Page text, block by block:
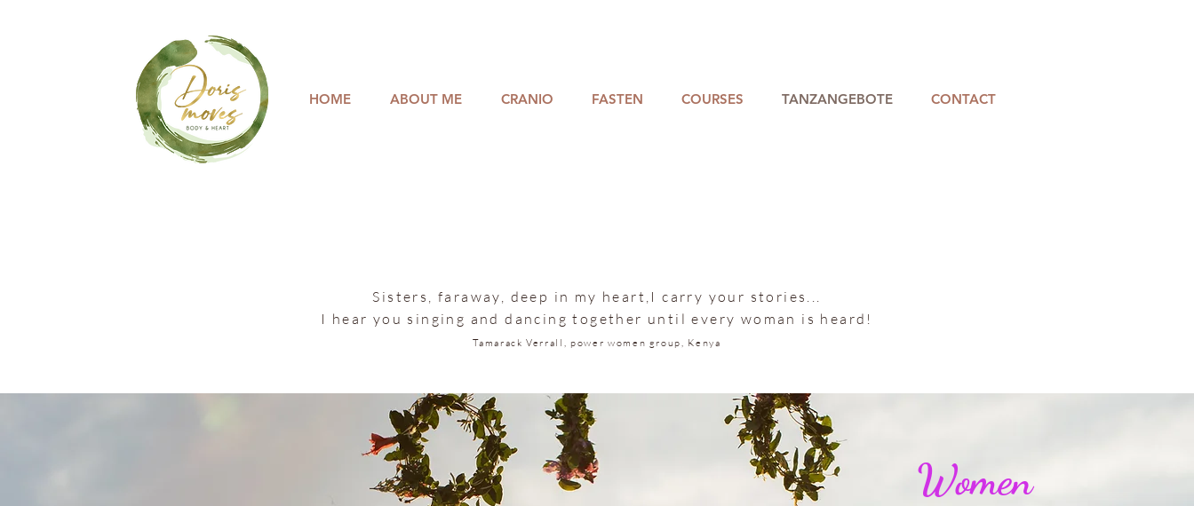
HOME ABOUT ME CRANIO FASTEN COURSES TANZANGEBOTE CONTACT
Sisters, faraway, deep in my heart,I carry your stories...
I hear you singing and dancing together until every woman is heard!
Tamarack Verrall, power women group, Kenya
Women